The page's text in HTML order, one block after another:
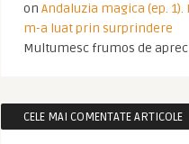
on Andaluzia magica (ep. 1).
m-a luat prin surprindere
Multumesc frumos de
CELE MAI COMENTATE ARTICOLE